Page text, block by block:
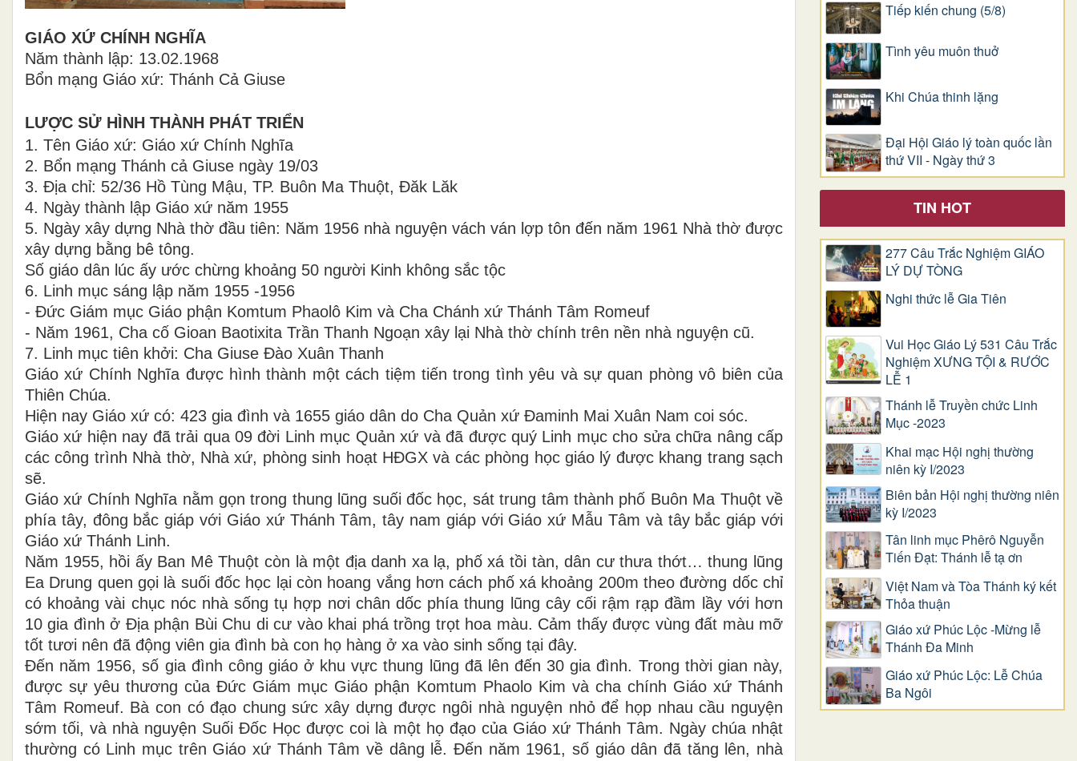
GIÁO XỨ CHÍNH NGHĨA
Năm thành lập: 13.02.1968
Bổn mạng Giáo xứ: Thánh Cả Giuse
LƯỢC SỬ HÌNH THÀNH PHÁT TRIỂN
1. Tên Giáo xứ: Giáo xứ Chính Nghĩa
2. Bổn mạng Thánh cả Giuse ngày 19/03
3. Địa chỉ: 52/36 Hồ Tùng Mậu, TP. Buôn Ma Thuột, Đăk Lăk
4. Ngày thành lập Giáo xứ năm 1955
5. Ngày xây dựng Nhà thờ đầu tiên: Năm 1956 nhà nguyện vách ván lợp tôn đến năm 1961 Nhà thờ được
xây dựng bằng bê tông.
Số giáo dân lúc ấy ước chừng khoảng 50 người Kinh không sắc tộc
6. Linh mục sáng lập năm 1955 -1956
- Đức Giám mục Giáo phận Komtum Phaolô Kim và Cha Chánh xứ Thánh Tâm Romeuf
- Năm 1961, Cha cố Gioan Baotixita Trần Thanh Ngoạn xây lại Nhà thờ chính trên nền nhà nguyện cũ.
7. Linh mục tiên khởi: Cha Giuse Đào Xuân Thanh
Giáo xứ Chính Nghĩa được hình thành một cách tiệm tiến trong tình yêu và sự quan phòng vô biên của
Thiên Chúa.
Hiện nay Giáo xứ có: 423 gia đình và 1655 giáo dân do Cha Quản xứ Đaminh Mai Xuân Nam coi sóc.
Giáo xứ hiện nay đã trải qua 09 đời Linh mục Quản xứ và đã được quý Linh mục cho sửa chữa nâng cấp
các công trình Nhà thờ, Nhà xứ, phòng sinh hoạt HĐGX và các phòng học giáo lý được khang trang sạch
sẽ.
Giáo xứ Chính Nghĩa nằm gọn trong thung lũng suối đốc học, sát trung tâm thành phố Buôn Ma Thuột về
phía tây, đông bắc giáp với Giáo xứ Thánh Tâm, tây nam giáp với Giáo xứ Mẫu Tâm và tây bắc giáp với
Giáo xứ Thánh Linh.
Năm 1955, hồi ấy Ban Mê Thuột còn là một địa danh xa lạ, phố xá tồi tàn, dân cư thưa thớt… thung lũng
Ea Drung quen gọi là suối đốc học lại còn hoang vắng hơn cách phố xá khoảng 200m theo đường dốc chỉ
có khoảng vài chục nóc nhà sống tụ hợp nơi chân dốc phía thung lũng cây cối rậm rạp đầm lầy với hơn
10 gia đình ở Địa phận Bùi Chu di cư vào khai phá trồng trọt hoa màu. Cảm thấy được vùng đất màu mỡ
tốt tươi nên đã động viên gia đình bà con họ hàng ở xa vào sinh sống tại đây.
Đến năm 1956, số gia đình công giáo ở khu vực thung lũng đã lên đến 30 gia đình. Trong thời gian này,
được sự yêu thương của Đức Giám mục Giáo phận Komtum Phaolo Kim và cha chính Giáo xứ Thánh
Tâm Romeuf. Bà con có đạo chung sức xây dựng được ngôi nhà nguyện nhỏ để họp nhau cầu nguyện
sớm tối, và nhà nguyện Suối Đốc Học được coi là một họ đạo của Giáo xứ Thánh Tâm. Ngày chúa nhật
thường có Linh mục trên Giáo xứ Thánh Tâm về dâng lễ. Đến năm 1961, số giáo dân đã tăng lên, nhà
Tiếp kiến chung (5/8)
Tình yêu muôn thuở
Khi Chúa thinh lặng
Đại Hội Giáo lý toàn quốc lần
thứ VII - Ngày thứ 3
TIN HOT
277 Câu Trắc Nghiệm GIÁO
LÝ DỰ TÒNG
Nghi thức lễ Gia Tiên
Vui Học Giáo Lý 531 Câu Trắc
Nghiệm XƯNG TỘI & RƯỚC
LỄ 1
Thánh lễ Truyền chức Linh
Mục -2023
Khai mạc Hội nghị thường
niên kỳ I/2023
Biên bản Hội nghị thường niên
kỳ I/2023
Tân linh mục Phêrô Nguyễn
Tiến Đạt: Thánh lễ tạ ơn
Việt Nam và Tòa Thánh ký kết
Thỏa thuận
Giáo xứ Phúc Lộc -Mừng lễ
Thánh Đa Minh
Giáo xứ Phúc Lộc: Lễ Chúa
Ba Ngôi